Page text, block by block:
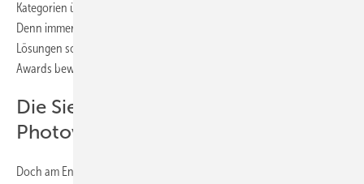
Kategorien über den Preis freuen. Die Aufgabe der Jury war groß.
Denn immerhin haben sich 192 Anbieter von Komponenten und
Lösungen sowie Projektentwickler aus 21 Ländern um die Smarter E
Awards beworben.
Die Sieger in der Kategorie
Photovoltaik
Doch am Ende konnten nur jeweils drei Einreichungen in jeder